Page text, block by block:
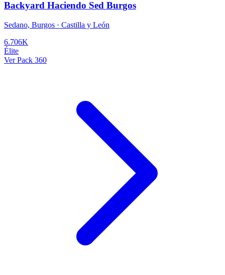
Backyard Haciendo Sed Burgos
Sedano, Burgos · Castilla y León
6.706K
Élite
Ver Pack 360